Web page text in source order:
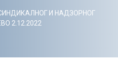
И НАДЗОРНОГ
2.12.2022